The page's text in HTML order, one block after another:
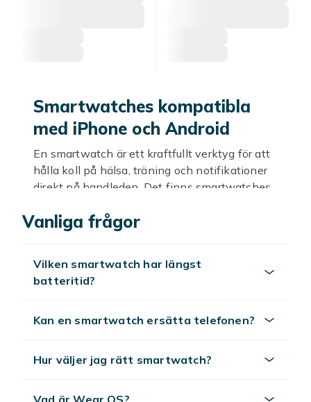
Smartwatches kompatibla
med iPhone och Android
En smartwatch är ett kraftfullt verktyg för att
hålla koll på hälsa, träning och notifikationer
direkt på handleden. Det finns smartwatches
modeller som fungerar med båda
priser.
smartwatches
Samsung, Google och andra tillverkare är
erbjuder djup integration med Google-tjänster.
Vanliga frågor
Vilken smartwatch har längst
batteritid?
Kan en smartwatch ersätta telefonen?
Hur väljer jag rätt smartwatch?
Vad är Wear OS?